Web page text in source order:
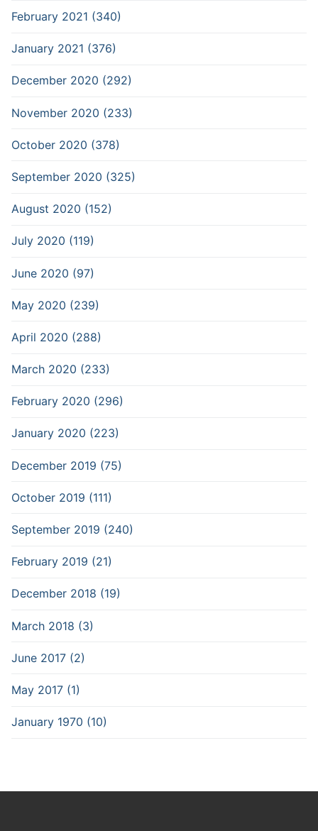
February 2021 (340)
January 2021 (376)
December 2020 (292)
November 2020 (233)
October 2020 (378)
September 2020 (325)
August 2020 (152)
July 2020 (119)
June 2020 (97)
May 2020 (239)
April 2020 (288)
March 2020 (233)
February 2020 (296)
January 2020 (223)
December 2019 (75)
October 2019 (111)
September 2019 (240)
February 2019 (21)
December 2018 (19)
March 2018 (3)
June 2017 (2)
May 2017 (1)
January 1970 (10)